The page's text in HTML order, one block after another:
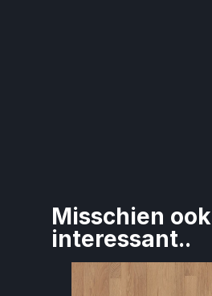
Misschien ook
interessant..